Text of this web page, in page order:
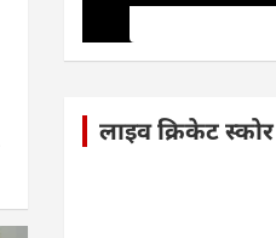
लाइव क्रिकेट स्कोर